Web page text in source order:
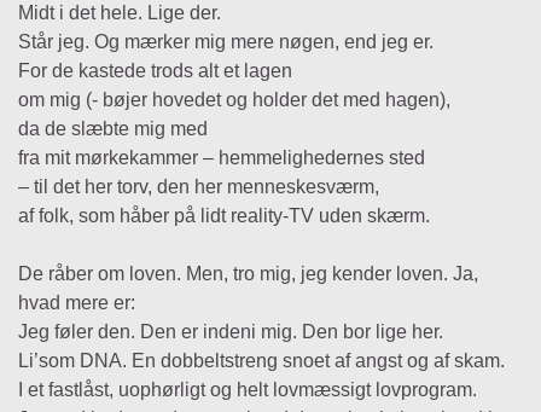
Midt i det hele. Lige der.
Står jeg. Og mærker mig mere nøgen, end jeg er.
For de kastede trods alt et lagen
om mig (- bøjer hovedet og holder det med hagen),
da de slæbte mig med
fra mit mørkekammer – hemmelighedernes sted
– til det her torv, den her menneskesværm,
af folk, som håber på lidt reality-TV uden skærm.
De råber om loven. Men, tro mig, jeg kender loven. Ja,
hvad mere er:
Jeg føler den. Den er indeni mig. Den bor lige her.
Li’som DNA. En dobbeltstreng snoet af angst og af skam.
I et fastlåst, uophørligt og helt lovmæssigt lovprogram.